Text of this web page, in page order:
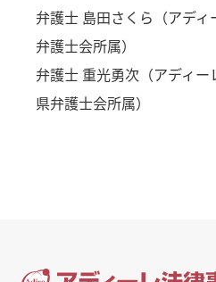
弁護士 島田さくら（アデ
弁護士会所属）
弁護士 重光勇次（アディ
県弁護士会所属）